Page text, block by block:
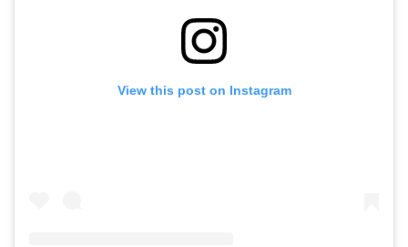
View this post on Instagram